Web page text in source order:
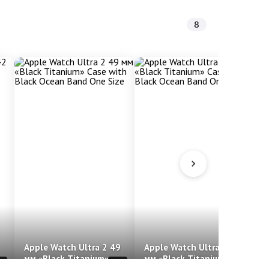
8
Apple Watch Ultra 2 49
Apple Watch Ultra 3 49